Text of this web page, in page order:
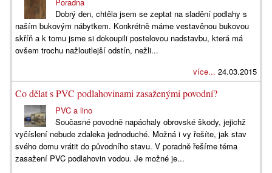
Dobrý den, chtěla jsem se zeptat na sladění podlahy s
naším bukovým nábytkem. Konkrétně máme vestavěnou bukovou
skříň a k tomu jsme si dokoupili postelovou nadstavbu, která má
ovšem trochu nažloutlejší odstín, nežli...
více... 24.03.2015
Co dělat s PVC podlahovinami zasaženými povodní?
PVC a lino
Současné povodně napáchaly obrovské škody, jejichž
vyčíslení nebude zdaleka jednoduché. Možná i vy řešíte, jak stav
svého domu vrátit do původního stavu. V poradně řešíme téma
zasažení PVC podlahovin vodou. Je možné je...